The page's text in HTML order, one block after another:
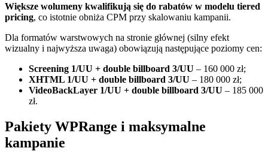
Większe wolumeny kwalifikują się do rabatów w modelu tiered
pricing, co istotnie obniża CPM przy skalowaniu kampanii.
Dla formatów warstwowych na stronie głównej (silny efekt
wizualny i najwyższa uwaga) obowiązują następujące poziomy cen:
Screening 1/UU + double billboard 3/UU – 160 000 zł;
XHTML 1/UU + double billboard 3/UU – 180 000 zł;
VideoBackLayer 1/UU + double billboard 3/UU – 185 000
zł.
Pakiety WPRange i maksymalne
kampanie